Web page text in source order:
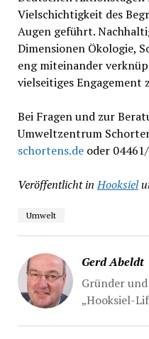
Vielschichtigkeit des
Augen geführt.
Dimensionen Ökologie,
eng miteinander
vielseitiges Engagement
Bei Fragen und zur
Umweltzentrum
schortens.deoder
Veröffentlicht in Hooksiel
Umwelt
Gerd Abeldt
Gründer
„Hooksiel-